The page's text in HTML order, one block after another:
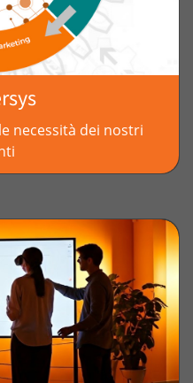
necessità dei nostri